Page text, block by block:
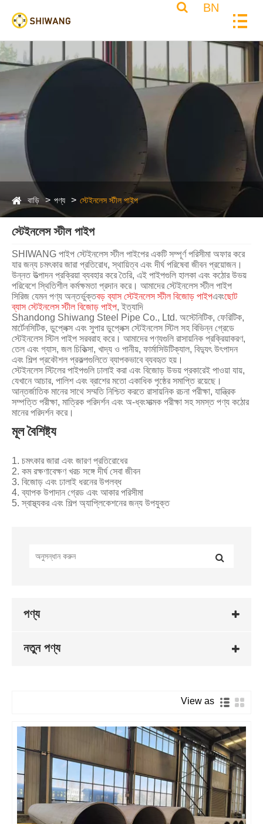
BN
বাড়ি পণ্য স্টেইনলেস স্টীল পাইপ
স্টেইনলেস স্টীল পাইপ
SHIWANG পাইপ স্টেইনলেস স্টীল পাইপের একটি সম্পূর্ণ পরিসীমা অফার করে
যার জন্য চমৎকার জারা প্রতিরোধ, স্থায়িত্ব এবং দীর্ঘ পরিষেবা জীবন প্রয়োজন।
উন্নত উত্পাদন প্রক্রিয়া ব্যবহার করে তৈরি, এই পাইপগুলি হালকা এবং কঠোর উভয়
পরিবেশে স্থিতিশীল কর্মক্ষমতা প্রদান করে। আমাদের স্টেইনলেস স্টীল পাইপ
সিরিজ যেমন পণ্য অন্তর্ভুক্তবড় ব্যাস স্টেইনলেস স্টীল বিজোড় পাইপএবংছোট
ব্যাস স্টেইনলেস স্টীল বিজোড় পাইপ, ইত্যাদি
Shandong Shiwang Steel Pipe Co., Ltd. অস্টেনিটিক, ফেরিটিক,
মার্টেনসিটিক, ডুপ্লেক্স এবং সুপার ডুপ্লেক্স স্টেইনলেস স্টিল সহ বিভিন্ন গ্রেডে
স্টেইনলেস স্টিল পাইপ সরবরাহ করে। আমাদের পণ্যগুলি রাসায়নিক প্রক্রিয়াকরণ,
তেল এবং গ্যাস, জল চিকিত্সা, খাদ্য ও পানীয়, ফার্মাসিউটিক্যাল, বিদ্যুৎ উৎপাদন
এবং শিল্প প্রকৌশল প্রকল্পগুলিতে ব্যাপকভাবে ব্যবহৃত হয়।
স্টেইনলেস স্টিলের পাইপগুলি ঢালাই করা এবং বিজোড় উভয় প্রকারেই পাওয়া যায়,
যেখানে আচার, পালিশ এবং ব্রাশের মতো একাধিক পৃষ্ঠের সমাপ্তি রয়েছে।
আন্তর্জাতিক মানের সাথে সম্মতি নিশ্চিত করতে রাসায়নিক রচনা পরীক্ষা, যান্ত্রিক
সম্পত্তি পরীক্ষা, মাত্রিক পরিদর্শন এবং অ-ধ্বংসাত্মক পরীক্ষা সহ সমস্ত পণ্য কঠোর
মানের পরিদর্শন করে।
মূল বৈশিষ্ট্য
1. চমৎকার জারা এবং জারণ প্রতিরোধের
2. কম রক্ষণাবেক্ষণ খরচ সঙ্গে দীর্ঘ সেবা জীবন
3. বিজোড় এবং ঢালাই ধরনের উপলব্ধ
4. ব্যাপক উপাদান গ্রেড এবং আকার পরিসীমা
5. স্বাস্থ্যকর এবং শিল্প অ্যাপ্লিকেশনের জন্য উপযুক্ত
পণ্য
নতুন পণ্য
View as